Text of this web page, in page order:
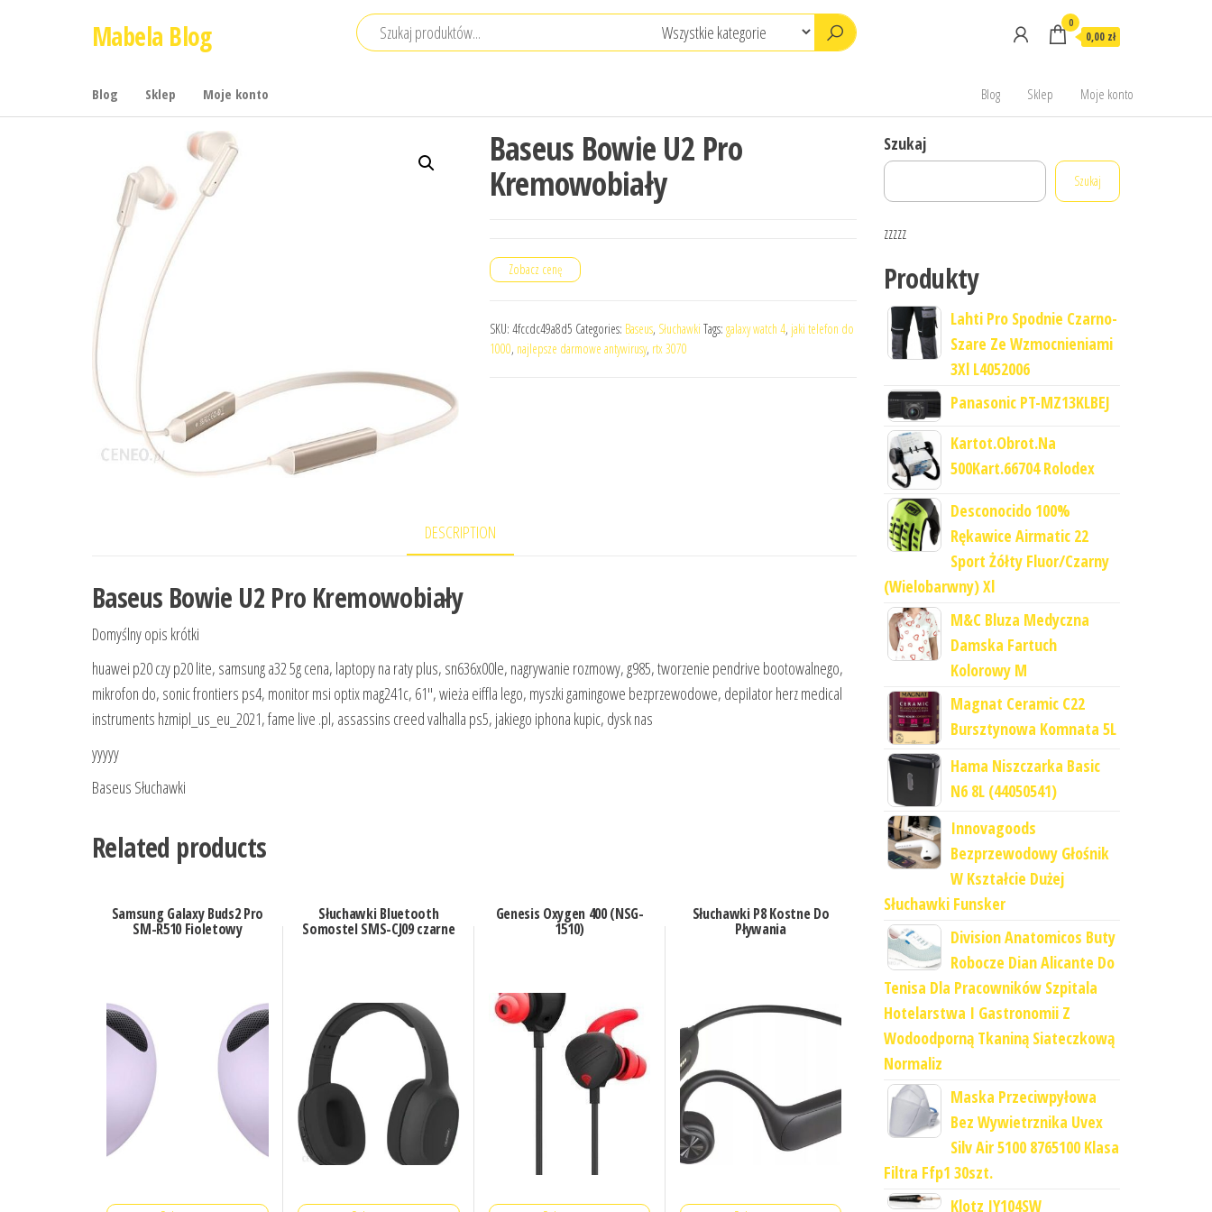
Mabela Blog 0
0,00 zł
Blog Sklep Moje konto Blog Sklep Moje konto
Baseus Bowie U2 Pro
Kremowobiały
Zobacz cenę
SKU: 4fccdc49a8d5 Categories: Baseus, Słuchawki Tags: galaxy watch 4, jaki telefon do
1000, najlepsze darmowe antywirusy, rtx 3070
DESCRIPTION
Baseus Bowie U2 Pro Kremowobiały
Domyślny opis krótki
huawei p20 czy p20 lite, samsung a32 5g cena, laptopy na raty plus, sn636x00le, nagrywanie rozmowy, g985, tworzenie pendrive bootowalnego,
mikrofon do, sonic frontiers ps4, monitor msi optix mag241c, 61″, wieża eiffla lego, myszki gamingowe bezprzewodowe, depilator herz medical
instruments hzmipl_us_eu_2021, fame live .pl, assassins creed valhalla ps5, jakiego iphona kupic, dysk nas
yyyyy
Baseus Słuchawki
Related products
Samsung Galaxy Buds2 Pro
SM-R510 Fioletowy
Słuchawki Bluetooth
Somostel SMS-CJ09 czarne
Genesis Oxygen 400 (NSG-
1510)
Słuchawki P8 Kostne Do
Pływania
Szukaj
Szukaj
zzzzz
Produkty
Lahti Pro Spodnie Czarno-
Szare Ze Wzmocnieniami
3Xl L4052006
Panasonic PT-MZ13KLBEJ
Kartot.Obrot.Na
500Kart.66704 Rolodex
Desconocido 100%
Rękawice Airmatic 22
Sport Żółty Fluor/Czarny
(Wielobarwny) Xl
M&C Bluza Medyczna
Damska Fartuch
Kolorowy M
Magnat Ceramic C22
Bursztynowa Komnata 5L
Hama Niszczarka Basic
N6 8L (44050541)
Innovagoods
Bezprzewodowy Głośnik
W Kształcie Dużej
Słuchawki Funsker
Division Anatomicos Buty
Robocze Dian Alicante Do
Tenisa Dla Pracowników Szpitala
Hotelarstwa I Gastronomii Z
Wodoodporną Tkaniną Siateczkową
Normaliz
Maska Przeciwpyłowa
Bez Wywietrznika Uvex
Silv Air 5100 8765100 Klasa
Filtra Ffp1 30szt.
Klotz IY104SW